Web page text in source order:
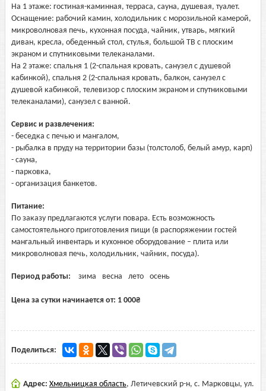
На 1 этаже: гостиная-каминная, терраса, сауна, душевая, туалет.
Оснащение: рабочий камин, холодильник с морозильной камерой,
микроволновая печь, кухонная посуда, чайник, утварь, мягкий
диван, кресла, обеденный стол, стулья, большой ТВ с плоским
экраном и спутниковыми телеканалами.
На 2 этаже: спальня 1 (2-спальная кровать, санузел с душевой
кабинкой), спальня 2 (2-спальная кровать, балкон, санузел с
душевой кабинкой, телевизор с плоским экраном и спутниковыми
телеканалами), санузел с ванной.
Сервис и развлечения:
- беседка с печью и мангалом,
- рыбалка в пруду на территории базы (толстолоб, белый амур, карп)
- сауна,
- парковка,
- организация банкетов.
Питание:
По заказу предлагаются услуги повара. Есть возможность
самостоятельного приготовления пищи (в распоряжении гостей
мангальный инвентарь и кухонное оборудование – плита или
микроволновая печь, холодильник, чайник, посуда).
Период работы: зима весна лето осень
Цена за сутки начинается от: 1 000₴
Поделиться:
Адрес: Хмельницкая область, Летичевский р-н, с. Марковцы, ул.